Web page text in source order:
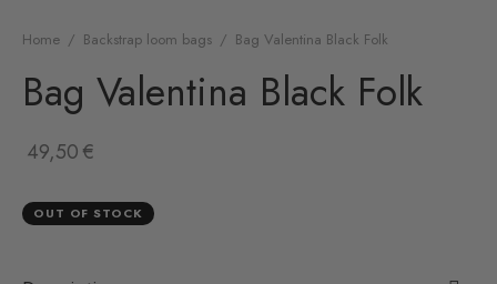
Home / Backstrap loom bags / Bag Valentina Black Folk
Bag Valentina Black Folk
49,50€
OUT OF STOCK